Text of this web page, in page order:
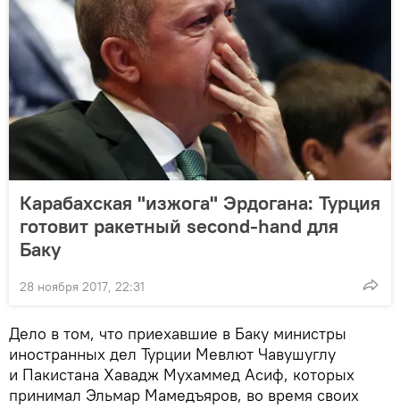
Карабахская "изжога" Эрдогана: Турция
готовит ракетный second-hand для
Баку
28 ноября 2017, 22:31
Дело в том, что приехавшие в Баку министры
иностранных дел Турции Мевлют Чавушуглу
и Пакистана Хавадж Мухаммед Асиф, которых
принимал Эльмар Мамедъяров, во время своих